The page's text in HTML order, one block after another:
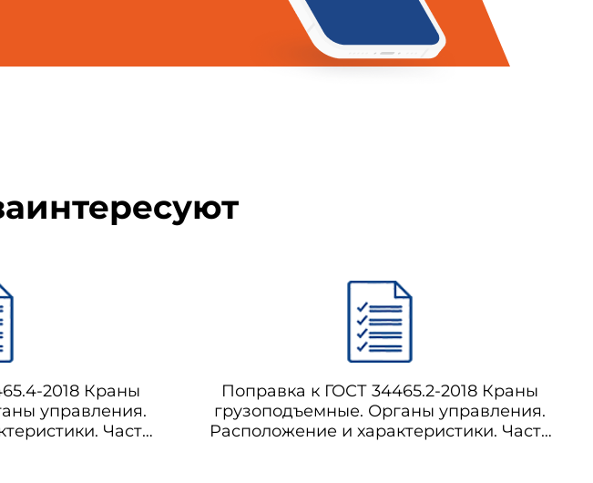
2018 Краны
управления.
Часть
Поправка к ГОСТ 34465.2-2018 Краны
грузоподъемные. Органы управления.
Расположение и характеристики. Часть